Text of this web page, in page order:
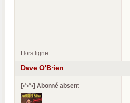
Hors ligne
Dave O'Brien
[•°•°•] Abonné absent